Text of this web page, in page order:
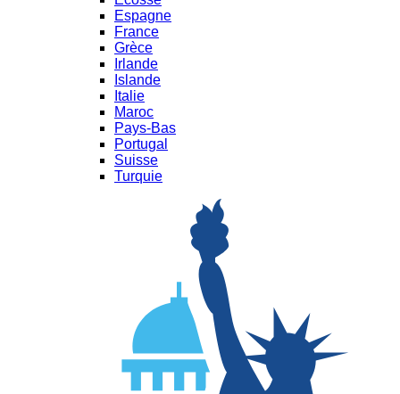
Espagne
France
Grèce
Irlande
Islande
Italie
Maroc
Pays-Bas
Portugal
Suisse
Turquie